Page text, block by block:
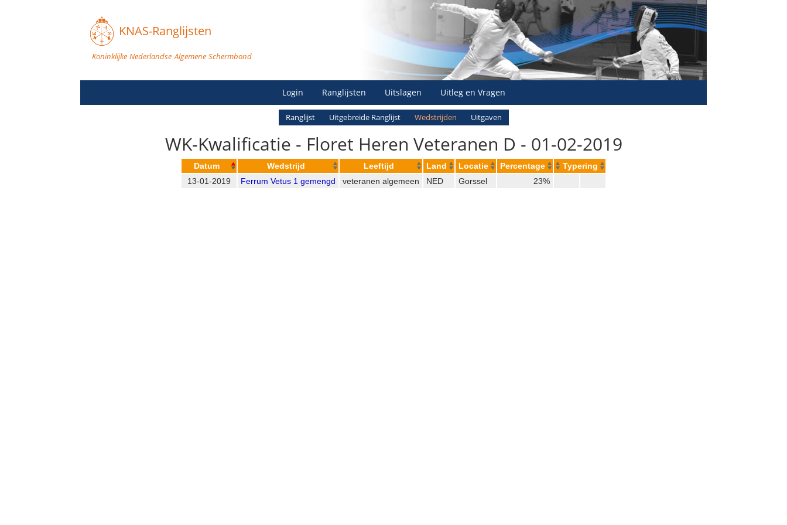
KNAS-Ranglijsten
Koninklijke Nederlandse Algemene Schermbond
Login Ranglijsten Uitslagen Uitleg en Vragen
Ranglijst Uitgebreide Ranglijst Wedstrijden Uitgaven
WK-Kwalificatie - Floret Heren Veteranen D - 01-02-2019
Datum Wedstrijd Leeftijd Land Locatie Percentage
Typering
13-01-2019
Ferrum Vetus 1 gemengd veteranen algemeen NED Gorssel 23%